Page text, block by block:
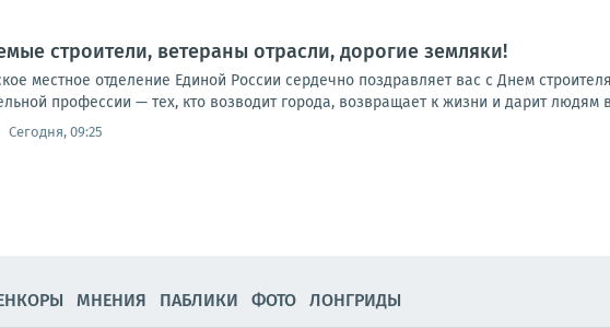
строители, ветераны отрасли, дорогие земляки!
местное отделение Единой России сердечно поздравляет вас с Днем
профессии — тех, кто возводит города, возвращает к жизни и дарит людям
Сегодня, 09:25
МНЕНИЯ ПАБЛИКИ ФОТО ЛОНГРИДЫ